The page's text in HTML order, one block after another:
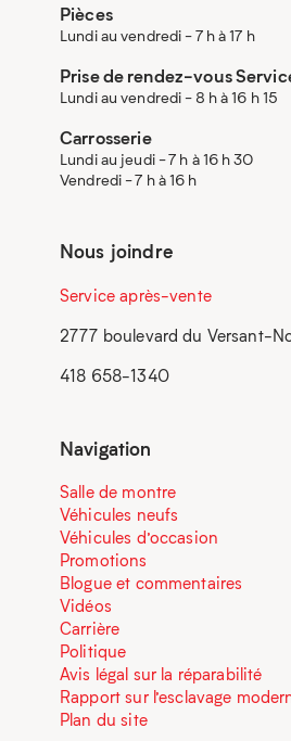
Pièces
Lundi au vendredi - 7 h à 17 h
Prise de rendez-vous
Lundi au vendredi - 8 h à 16 h 15
Carrosserie
Lundi au jeudi - 7 h à 16 h 30
Vendredi - 7 h à 16 h
Nous joindre
Service après-vente
2777 boulevard du Versant-
418 658-1340
Navigation
Salle de montre
Véhicules neufs
Véhicules d’occasion
Promotions
Blogue et commentaires
Vidéos
Carrière
Politique
Avis légal sur la réparabilité
Rapport sur l’esclavage
Plan du site